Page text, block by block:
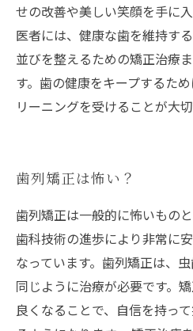
せの改善や美しい笑顔を手に
医者には、健康な歯を維持す
並びを整えるための矯正治療
す。歯の健康をキープするた
リーニングを受けることが大切
歯列矯正は怖い？
歯列矯正は一般的に怖いもの
歯科技術の進歩により非常に
なっています。歯列矯正は、
同じように治療が必要です。
良くなることで、自信を持っ